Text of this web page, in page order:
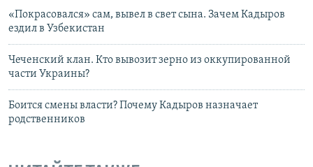
«Покрасовался» сам, вывел в свет сына. Зачем Кадыров
ездил в Узбекистан
Чеченский клан. Кто вывозит зерно из оккупированной
части Украины?
Боится смены власти? Почему Кадыров назначает
родственников